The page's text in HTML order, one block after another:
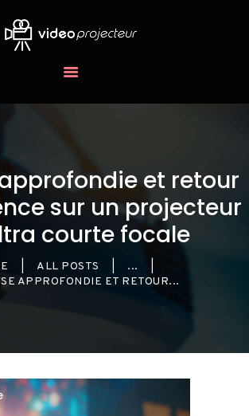
et retour
sur un projecteur
courte focale
ALL POSTS
...
APPROFONDIE ET RETOUR...